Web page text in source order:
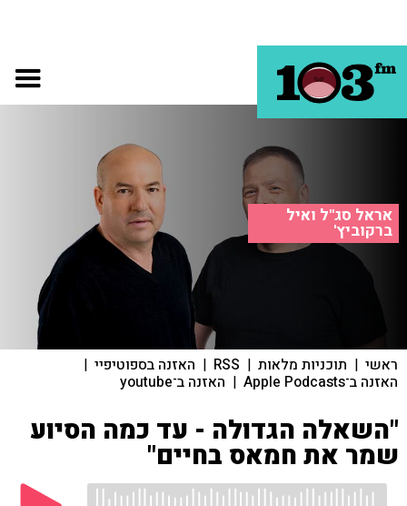
אראל סג"ל ואיל
ברקוביץ'
ראשי | תוכניות מלאות |
RSS
| האזנה בספוטיפיי |
האזנה ב־Apple Podcasts | האזנה ב־youtube
"השאלה הגדולה - עד כמה הסיוע
שמר את חמאס בחיים"